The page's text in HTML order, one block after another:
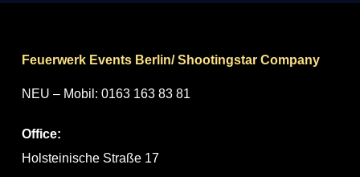
Feuerwerk Events Berlin/ Shootingstar Company
NEU – Mobil: 0163 163 83 81
Office:
Holsteinische Straße 17